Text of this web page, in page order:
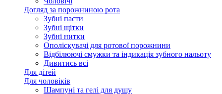
Догляд за порожниною рота
Зубні пасти
Зубні щітки
Зубні нитки
Ополіскувачі для ротової порожнини
Відбілюючі смужки та індикація зубного нальоту
Дивитись всі
Для дітей
Для чоловіків
Шампуні та гелі для душу